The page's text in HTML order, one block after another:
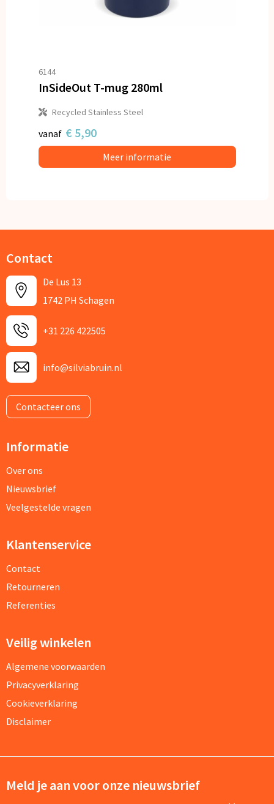
6144
InSideOut T-mug 280ml
Recycled Stainless Steel
vanaf € 5,90
Meer informatie
Contact
De Lus 13
1742 PH Schagen
+31 226 422505
info@silviabruin.nl
Contacteer ons
Informatie
Over ons
Nieuwsbrief
Veelgestelde vragen
Klantenservice
Contact
Retourneren
Referenties
Veilig winkelen
Algemene voorwaarden
Privacyverklaring
Cookieverklaring
Disclaimer
Meld je aan voor onze nieuwsbrief